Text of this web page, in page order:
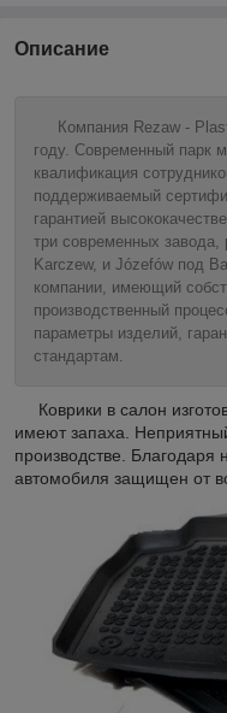
Описание
Компания Rezaw - Plast
году. Современный парк
квалификация
поддерживаемый
гарантией
три современных завода,
Karczew, и Józefów под
компании, имеющий
производственный
параметры изделий,
стандартам.
Коврики в салон
имеют запаха.
производстве. Благодаря
автомобиля защищен от